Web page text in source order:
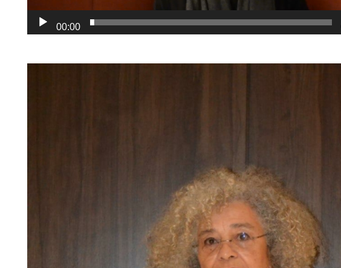
00:00